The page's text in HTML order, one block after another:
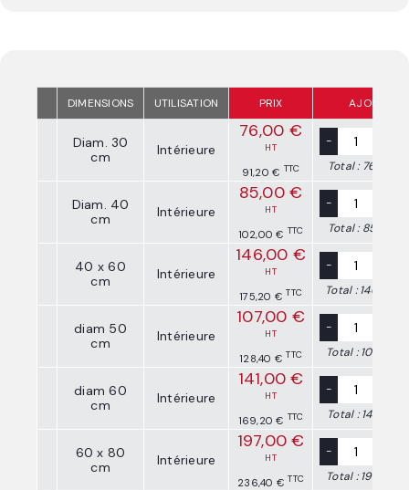
DIMENSIONS UTILISATION PRIX AJOUTER
Diam. 30
cm
Intérieure
76,00 €
HT
91,20 € TTC
-
Total : 76,00 €
Diam. 40
cm
Intérieure
85,00 €
HT
102,00 € TTC
-
Total :85,00 €
40 x 60
cm
Intérieure
146,00 €
HT
175,20 € TTC
-
Total :146,00 €
diam 50
cm
Intérieure
107,00 €
HT
128,40 € TTC
-
Total :107,00 €
diam 60
cm
Intérieure
141,00 €
HT
169,20 € TTC
-
Total :141,00 €
60 x 80
cm
Intérieure
197,00 €
HT
236,40 € TTC
-
Total :197,00 €